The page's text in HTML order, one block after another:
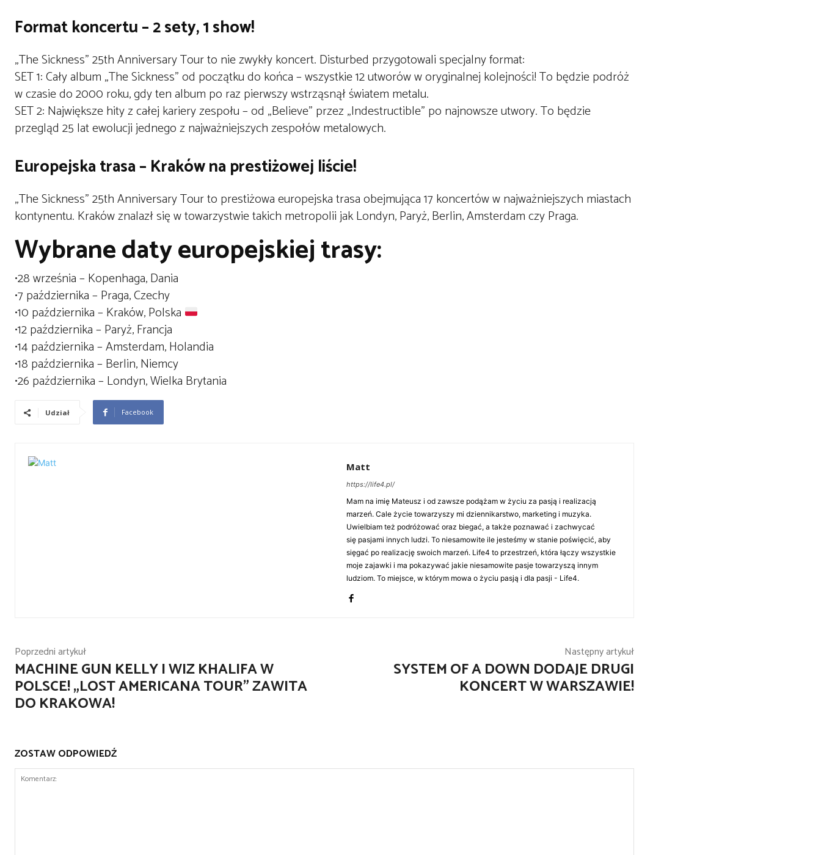
Format koncertu – 2 sety, 1 show!
„The Sickness” 25th Anniversary Tourto nie zwykły koncert. Disturbed przygotowali specjalny format:
SET 1:Cały album „The Sickness”od początku do końca – wszystkie 12 utworów w oryginalnej kolejności! To będzie podróż
w czasie do 2000 roku, gdy ten album po raz pierwszy wstrząsnął światem metalu.
SET 2: Największe hity z całej kariery zespołu – od „Believe” przez „Indestructible” po najnowsze utwory. To będzie
przegląd 25 lat ewolucji jednego z najważniejszych zespołów metalowych.
Europejska trasa – Kraków na prestiżowej liście!
„The Sickness” 25th Anniversary Tourto prestiżowa europejska trasa obejmująca 17 koncertów w najważniejszych miastach
kontynentu. Krakówznalazł się w towarzystwie takich metropolii jakLondyn,Paryż,Berlin,AmsterdamczyPraga.
Wybrane daty europejskiej trasy:
•28 września– Kopenhaga, Dania
•7 października– Praga, Czechy
•10 października– Kraków, Polska
•12 października– Paryż, Francja
•14 października– Amsterdam, Holandia
•18 października– Berlin, Niemcy
•26 października– Londyn, Wielka Brytania
Udział Facebook
Matt
https://life4.pl/
Mam na imię Mateusz i od zawsze podążam w życiu za pasją i realizacją
marzeń. Cale życie towarzyszy mi dziennikarstwo, marketing i muzyka.
Uwielbiam też podróżować oraz biegać, a także poznawać i zachwycać
się pasjami innych ludzi. To niesamowite ile jesteśmy w stanie poświęcić, aby
sięgać po realizację swoich marzeń. Life4 to przestrzeń, która łączy wszystkie
moje zajawki i ma pokazywać jakie niesamowite pasje towarzyszą innym
ludziom. To miejsce, w którym mowa o życiu pasją i dla pasji - Life4.
Poprzedni artykuł
MACHINE GUN KELLY I WIZ KHALIFA W
POLSCE! „LOST AMERICANA TOUR” ZAWITA
DO KRAKOWA!
Następny artykuł
SYSTEM OF A DOWN DODAJE DRUGI
KONCERT W WARSZAWIE!
ZOSTAW ODPOWIEDŹ